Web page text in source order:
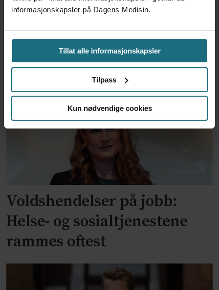
informasjonskapsler på Dagens Medisin.
Tillat alle informasjonskapsler
Tilpass
Kun nødvendige cookies
To år til utredning av
alternativkostnad skal være
klar
Voldshendelser på jobb:
Helse- og sosialtjenestene
rammes oftest